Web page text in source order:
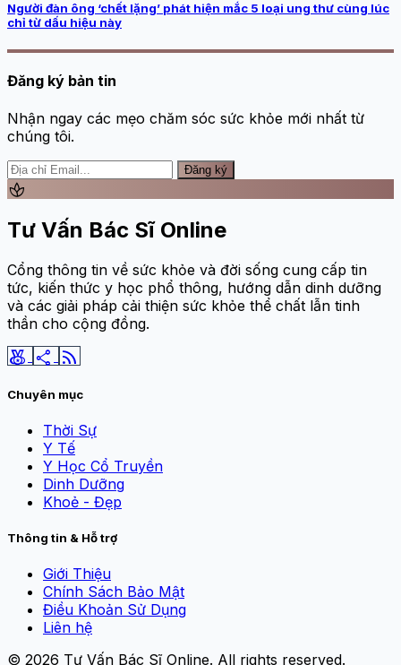
Người đàn ông ‘chết lặng’ phát hiện mắc 5 loại ung thư cùng lúc
chỉ từ dấu hiệu này
Đăng ký bản tin
Nhận ngay các mẹo chăm sóc sức khỏe mới nhất từ
chúng tôi.
Đăng ký
spa
Tư Vấn Bác Sĩ Online
Cổng thông tin về sức khỏe và đời sống cung cấp tin
tức, kiến thức y học phổ thông, hướng dẫn dinh dưỡng
và các giải pháp cải thiện sức khỏe thể chất lẫn tinh
thần cho cộng đồng.
social_leaderboard share rss_feed
Chuyên mục
Thời Sự
Y Tế
Y Học Cổ Truyền
Dinh Dưỡng
Khoẻ - Đẹp
Thông tin & Hỗ trợ
Giới Thiệu
Chính Sách Bảo Mật
Điều Khoản Sử Dụng
Liên hệ
© 2026 Tư Vấn Bác Sĩ Online. All rights reserved.